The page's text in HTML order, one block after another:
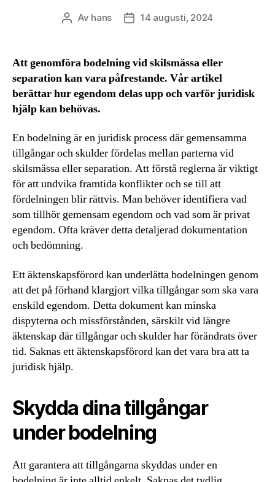
Inläggsförfattare
Av hans Inläggsdatum
14 augusti, 2024
Att genomföra bodelning vid skilsmässa eller
separation kan vara påfrestande. Vår artikel
berättar hur egendom delas upp och varför juridisk
hjälp kan behövas.
En bodelning är en juridisk process där gemensamma
tillgångar och skulder fördelas mellan parterna vid
skilsmässa eller separation. Att förstå reglerna är viktigt
för att undvika framtida konflikter och se till att
fördelningen blir rättvis. Man behöver identifiera vad
som tillhör gemensam egendom och vad som är privat
egendom. Ofta kräver detta detaljerad dokumentation
och bedömning.
Ett äktenskapsförord kan underlätta bodelningen genom
att det på förhand klargjort vilka tillgångar som ska vara
enskild egendom. Detta dokument kan minska
dispyterna och missförstånden, särskilt vid längre
äktenskap där tillgångar och skulder har förändrats över
tid. Saknas ett äktenskapsförord kan det vara bra att ta
juridisk hjälp.
Skydda dina tillgångar
under bodelning
Att garantera att tillgångarna skyddas under en